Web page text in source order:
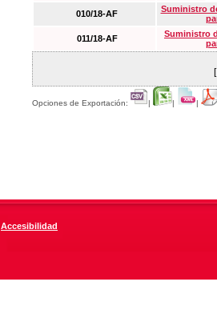
010/18-AF
Suministro
011/18-AF
Suministro
Opciones de Exportación: | | |
Accesibilidad